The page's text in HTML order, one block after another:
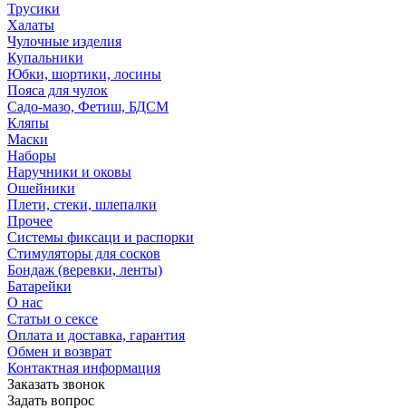
Трусики
Халаты
Чулочные изделия
Купальники
Юбки, шортики, лосины
Пояса для чулок
Садо-мазо, Фетиш, БДСМ
Кляпы
Маски
Наборы
Наручники и оковы
Ошейники
Плети, стеки, шлепалки
Прочее
Системы фиксаци и распорки
Стимуляторы для сосков
Бондаж (веревки, ленты)
Батарейки
О нас
Статьи о сексе
Оплата и доставка, гарантия
Обмен и возврат
Контактная информация
Заказать звонок
Задать вопрос